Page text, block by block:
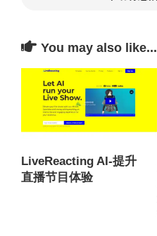
You may also like...
LiveReacting AI-提升
直播节目体验